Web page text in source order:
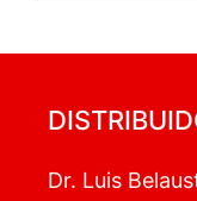
Dr. Luis